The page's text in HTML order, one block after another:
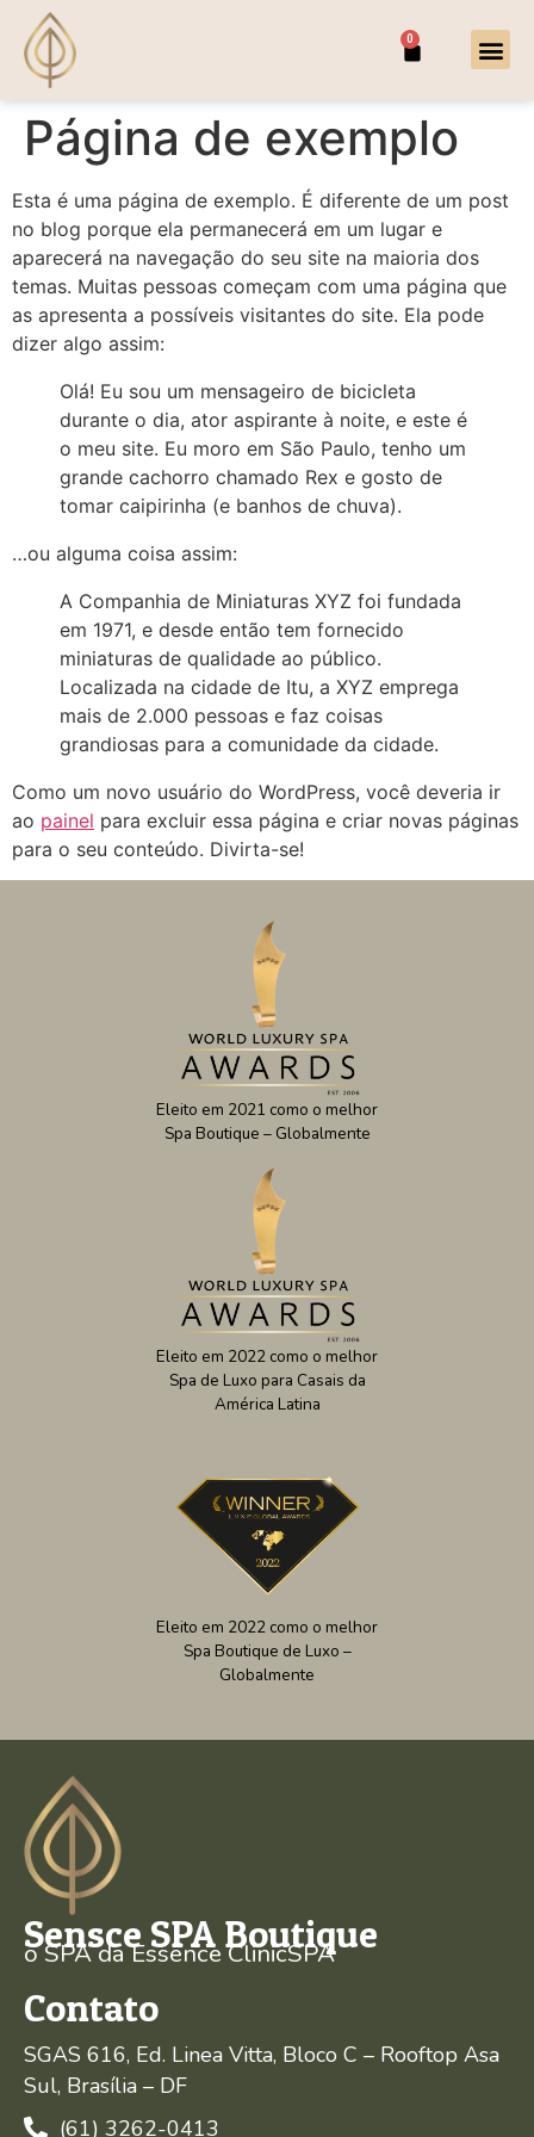
0
Página de exemplo
Esta é uma página de exemplo. É diferente de um post
no blog porque ela permanecerá em um lugar e
aparecerá na navegação do seu site na maioria dos
temas. Muitas pessoas começam com uma página que
as apresenta a possíveis visitantes do site. Ela pode
dizer algo assim:
Olá! Eu sou um mensageiro de bicicleta
durante o dia, ator aspirante à noite, e este é
o meu site. Eu moro em São Paulo, tenho um
grande cachorro chamado Rex e gosto de
tomar caipirinha (e banhos de chuva).
…ou alguma coisa assim:
A Companhia de Miniaturas XYZ foi fundada
em 1971, e desde então tem fornecido
miniaturas de qualidade ao público.
Localizada na cidade de Itu, a XYZ emprega
mais de 2.000 pessoas e faz coisas
grandiosas para a comunidade da cidade.
Como um novo usuário do WordPress, você deveria ir
ao painel para excluir essa página e criar novas páginas
para o seu conteúdo. Divirta-se!
Eleito em 2021 como o melhor
Spa Boutique – Globalmente
Eleito em 2022 como o melhor
Spa de Luxo para Casais da
América Latina
Eleito em 2022 como o melhor
Spa Boutique de Luxo –
Globalmente
Sensce SPA Boutique
o SPA da Essence ClinicSPA
Contato
SGAS 616, Ed. Linea Vitta, Bloco C – Rooftop Asa
Sul, Brasília – DF
(61) 3262-0413